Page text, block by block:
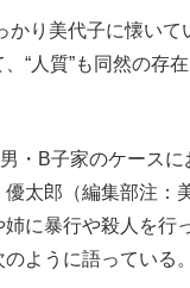
り美代子に懐いて
“人質”も同然の存
・B子家のケースに
太郎（編集部注：
に暴行や殺人を行
ように語っている。